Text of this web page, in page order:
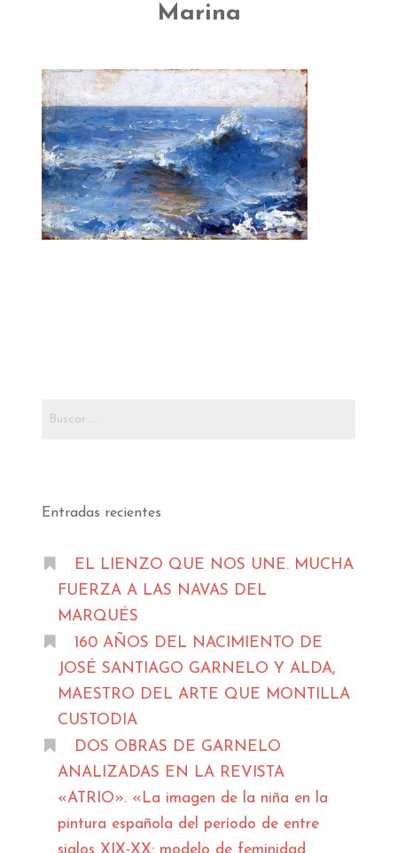
J. GARNELO
PUBLICACIONES
INFORMACIÓN
AMIGOS DEL MUSEO
Marina
Entradas recientes
EL LIENZO QUE NOS UNE. MUCHA
FUERZA A LAS NAVAS DEL
MARQUÉS
160 AÑOS DEL NACIMIENTO DE
JOSÉ SANTIAGO GARNELO Y ALDA,
MAESTRO DEL ARTE QUE MONTILLA
CUSTODIA
DOS OBRAS DE GARNELO
ANALIZADAS EN LA REVISTA
«ATRIO». «La imagen de la niña en la
pintura española del período de entre